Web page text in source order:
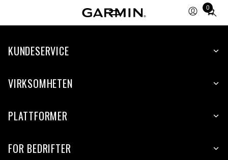
0
Total
items
cart:
KUNDESERVICE
VIRKSOMHETEN
PLATTFORMER
FOR BEDRIFTER